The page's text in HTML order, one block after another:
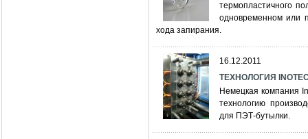
термопластичного
одновременном или
хода запирания.
16.12.2011
ТЕХНОЛОГИЯ
Немецкая компания
технологию
для ПЭТ-бутылки.